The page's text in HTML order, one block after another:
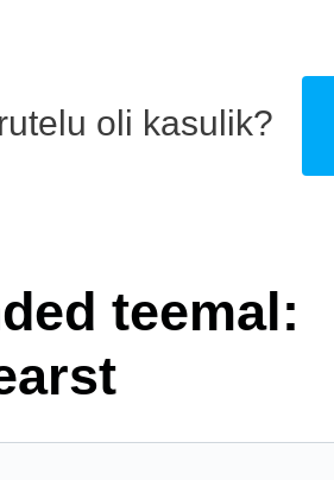
oli kasulik?
teemal: